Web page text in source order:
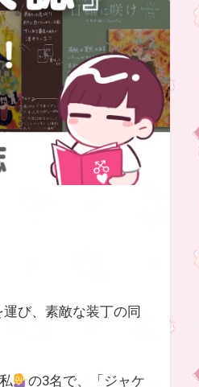
び、素敵な装丁の同
の3名で、「ジャケ